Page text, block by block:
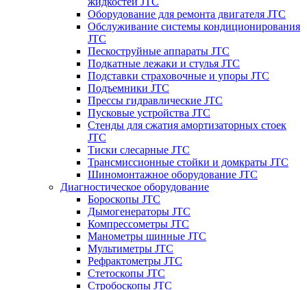
Оборудование для ремонта двигателя JTC
Обслуживание системы кондиционирования
JTC
Пескоструйные аппараты JTC
Подкатные лежаки и стулья JTC
Подставки страховочные и упоры JTC
Подъемники JTC
Прессы гидравлические JTC
Пусковые устройства JTC
Стенды для сжатия амортизаторных стоек
JTC
Тиски слесарные JTC
Трансмиссионные стойки и домкраты JTC
Шиномонтажное оборудование JTC
Диагностическое оборудование
Бороскопы JTC
Дымогенераторы JTC
Компрессометры JTC
Манометры шинные JTC
Мультиметры JTC
Рефрактометры JTC
Стетоскопы JTC
Стробоскопы JTC